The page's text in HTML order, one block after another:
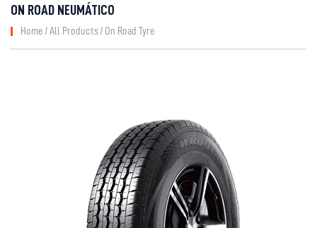
ON ROAD NEUMÁTICO
Home All Products On Road Tyre